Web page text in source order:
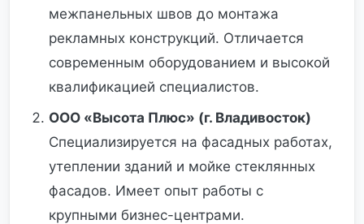
межпанельных швов до монтажа
рекламных конструкций. Отличается
современным оборудованием и высокой
квалификацией специалистов.
ООО «Высота Плюс» (г. Владивосток)
Специализируется на фасадных работах,
утеплении зданий и мойке стеклянных
фасадов. Имеет опыт работы с
крупными бизнес-центрами.